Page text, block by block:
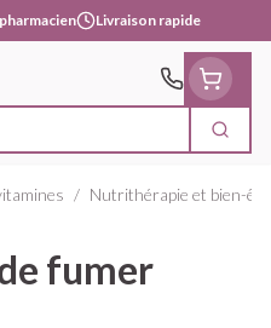
Livraison rapide
/ Nutrithérapie et bien-
fumer